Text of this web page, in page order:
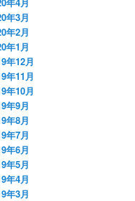
年3月
年2月
年1月
年12月
年11月
年10月
年9月
年8月
年7月
年6月
年5月
年4月
年3月